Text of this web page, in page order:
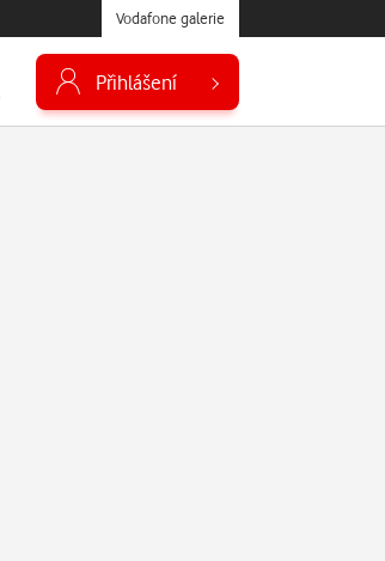
Vodafone galerie
Přihlášení